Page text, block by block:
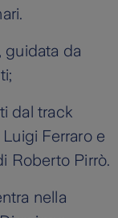
guidata da
dal track
Ferraro e
Roberto Pirrò.
nella